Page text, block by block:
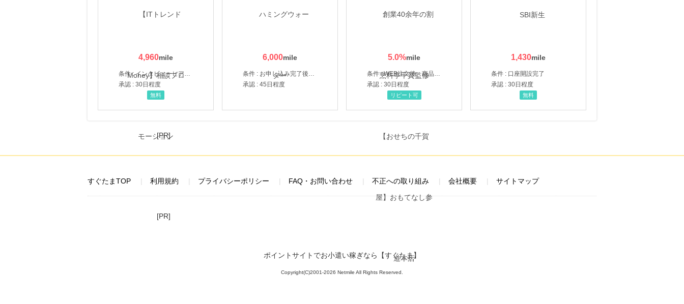
4,960
条件 : インタビューヒアリング完了
承認 : 30日程度
無料
6,000
条件 : お申し込み完了後、決済登録完了と1ヶ月以内のサーバー初回設置。
承認 : 45日程度
5.0%
条件 : WEB注文後、商品受け取り+入金確認時点
承認 : 30日程度
リピート可
1,430
条件 : 口座開設完了
承認 : 30日程度
無料
[PR]
すぐたまTOP 利用規約 プライバシーポリシー FAQ・お問い合わせ 不正への取り組み 会社概要 サイトマップ
[PR]
ポイントサイトでお小遣い稼ぎなら【すぐたま】
Copyright(C)2001-2026 Netmile All Rights Reserved.